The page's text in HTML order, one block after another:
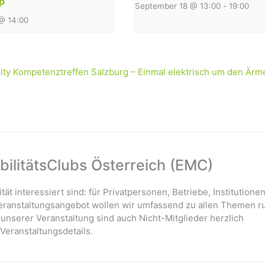
14:00
September 18 @ 13:00 - 19:00
Kompetenztreffen Salzburg – Einmal elektrisch um den
Österreich (EMC)
interessiert sind: für Privatpersonen, Betriebe,
wollen wir umfassend zu allen Themen
Veranstaltung sind auch Nicht-Mitglieder herzlich